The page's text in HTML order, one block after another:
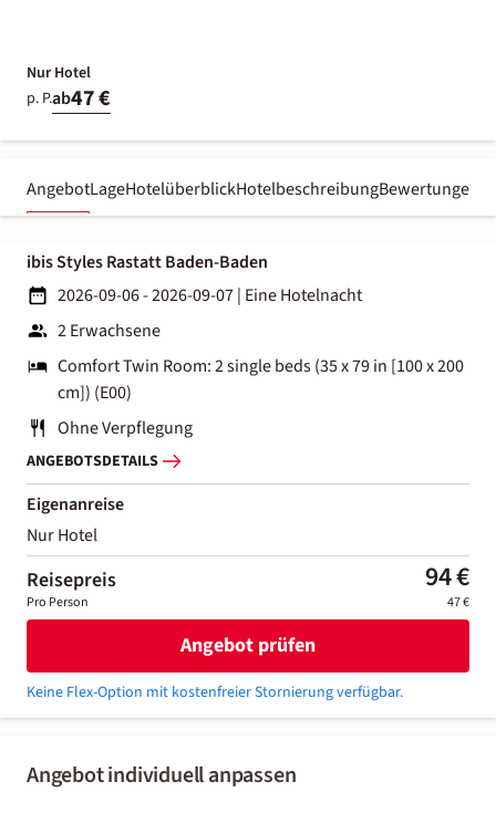
Nur Hotel
p. P.ab47 €
AngebotLageHotelüberblickHotelbeschreibungBewertungen
Angebot individuell anpassen
ibis Styles Rastatt Baden-Baden
2026-09-06 - 2026-09-07| Eine Hotelnacht
2 Erwachsene
Comfort Twin Room: 2 single beds (35 x 79 in [100 x 200
cm]) (E00)
Ohne Verpflegung
ANGEBOTSDETAILS
Eigenanreise
Nur Hotel
Reisepreis 94 €
Pro Person 47 €
Angebot prüfen
Keine Flex-Option mit kostenfreier Stornierung verfügbar.